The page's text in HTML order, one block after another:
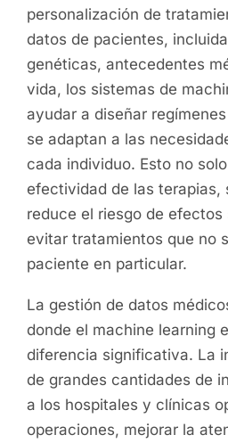
personalización de
datos de pacientes,
genéticas, antecedentes
vida, los sistemas de
ayudar a diseñar
se adaptan a las
cada individuo. Esto no
efectividad de las terapias,
reduce el riesgo de efectos
evitar tratamientos que no
paciente en particular.
La gestión de datos
donde el machine learning
diferencia significativa. La
de grandes cantidades de
a los hospitales y clínicas
operaciones, mejorar la